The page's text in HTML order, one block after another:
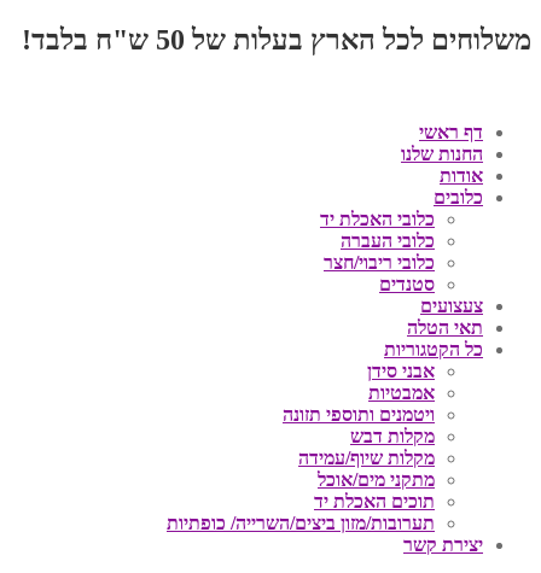
משלוחים לכל הארץ בעלות של 50 ש"ח בלבד!
דף ראשי
החנות שלנו
אודות
כלובים
כלובי האכלת יד
כלובי העברה
כלובי ריבוי/חצר
סטנדים
צעצועים
תאי הטלה
כל הקטגוריות
אבני סידן
אמבטיות
ויטמנים ותוספי תזונה
מקלות דבש
מקלות שיוף/עמידה
מתקני מים/אוכל
תוכים האכלת יד
תערובות/מזון ביצים/השרייה/ כופתיות
יצירת קשר